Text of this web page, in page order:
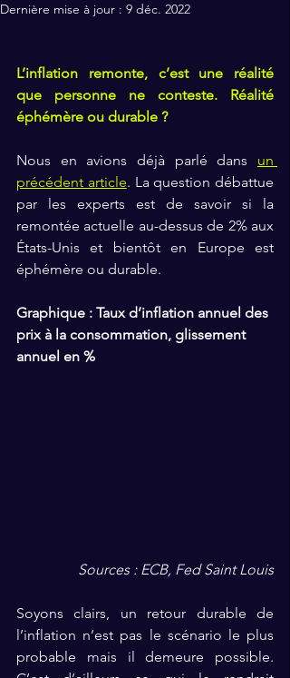
Dernière mise à jour : 9 déc. 2022
L’inflation remonte, c’est une réalité
que personne ne conteste. Réalité
éphémère ou durable ?
Nous en avions déjà parlé dans un
précédent article. La question débattue
par les experts est de savoir si la
remontée actuelle au-dessus de 2% aux
États-Unis et bientôt en Europe est
éphémère ou durable.
Graphique : Taux d’inflation annuel des
prix à la consommation, glissement
annuel en %
Sources : ECB, Fed Saint Louis
Soyons clairs, un retour durable de
l’inflation n’est pas le scénario le plus
probable mais il demeure possible.